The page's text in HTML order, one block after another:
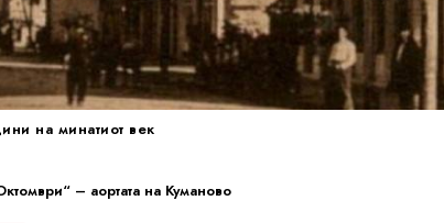
на минатиот век
– аортата на Куманово